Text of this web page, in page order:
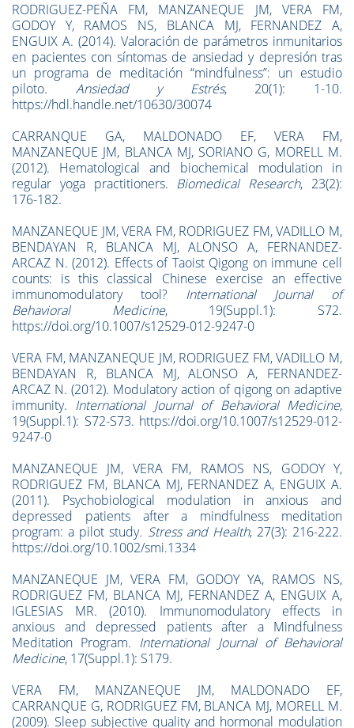
RODRIGUEZ-PEÑA FM, MANZANEQUE JM, VERA FM,
GODOY Y, RAMOS NS, BLANCA MJ, FERNANDEZ A,
ENGUIX A. (2014). Valoración de parámetros inmunitarios
en pacientes con síntomas de ansiedad y depresión tras
un programa de meditación “mindfulness”: un estudio
piloto. Ansiedad y Estrés, 20(1): 1-10.
https://hdl.handle.net/10630/30074
CARRANQUE GA, MALDONADO EF, VERA FM,
MANZANEQUE JM, BLANCA MJ, SORIANO G, MORELL M.
(2012). Hematological and biochemical modulation in
regular yoga practitioners. Biomedical Research, 23(2):
176-182.
MANZANEQUE JM, VERA FM, RODRIGUEZ FM, VADILLO M,
BENDAYAN R, BLANCA MJ, ALONSO A, FERNANDEZ-
ARCAZ N. (2012). Effects of Taoist Qigong on immune cell
counts: is this classical Chinese exercise an effective
immunomodulatory tool? International Journal of
Behavioral Medicine, 19(Suppl.1): S72.
https://doi.org/10.1007/s12529-012-9247-0
VERA FM, MANZANEQUE JM, RODRIGUEZ FM, VADILLO M,
BENDAYAN R, BLANCA MJ, ALONSO A, FERNANDEZ-
ARCAZ N. (2012). Modulatory action of qigong on adaptive
immunity. International Journal of Behavioral Medicine,
19(Suppl.1): S72-S73. https://doi.org/10.1007/s12529-012-
9247-0
MANZANEQUE JM, VERA FM, RAMOS NS, GODOY Y,
RODRIGUEZ FM, BLANCA MJ, FERNANDEZ A, ENGUIX A.
(2011). Psychobiological modulation in anxious and
depressed patients after a mindfulness meditation
program: a pilot study. Stress and Health, 27(3): 216-222.
https://doi.org/10.1002/smi.1334
MANZANEQUE JM, VERA FM, GODOY YA, RAMOS NS,
RODRIGUEZ FM, BLANCA MJ, FERNANDEZ A, ENGUIX A,
IGLESIAS MR. (2010). Immunomodulatory effects in
anxious and depressed patients after a Mindfulness
Meditation Program. International Journal of Behavioral
Medicine, 17(Suppl.1): S179.
VERA FM, MANZANEQUE JM, MALDONADO EF,
CARRANQUE G, RODRIGUEZ FM, BLANCA MJ, MORELL M.
(2009). Sleep subjective quality and hormonal modulation